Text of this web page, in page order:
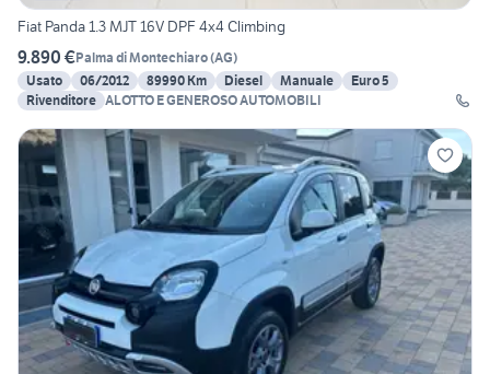
Fiat Panda 1.3 MJT 16V DPF 4x4 Climbing
9.890 €Palma di Montechiaro(AG)
Usato
06/2012 89990 Km Diesel Manuale
Euro 5
Rivenditore ALOTTO E GENEROSO AUTOMOBILI